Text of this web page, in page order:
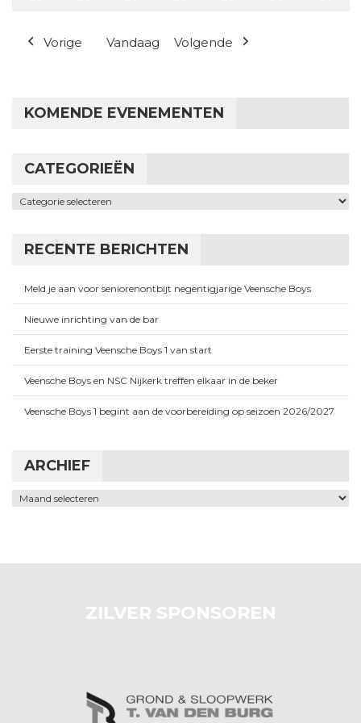
Vorige Vandaag Volgende
KOMENDE EVENEMENTEN
CATEGORIEËN
Categorieën
RECENTE BERICHTEN
Meld je aan voor seniorenontbijt negentigjarige Veensche Boys
Nieuwe inrichting van de bar
Eerste training Veensche Boys 1 van start
Veensche Boys en NSC Nijkerk treffen elkaar in de beker
Veensche Boys 1 begint aan de voorbereiding op seizoen 2026/2027
ARCHIEF
Archief
ZILVER SPONSOREN